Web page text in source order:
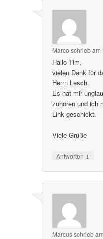
Marco schriebam
Hallo Tim,
vielen Dank für
Herrn Lesch.
Es hat mir
zuhören und ich
Link geschickt.
Viele Grüße
Antworten ↓
Marcusschrieb